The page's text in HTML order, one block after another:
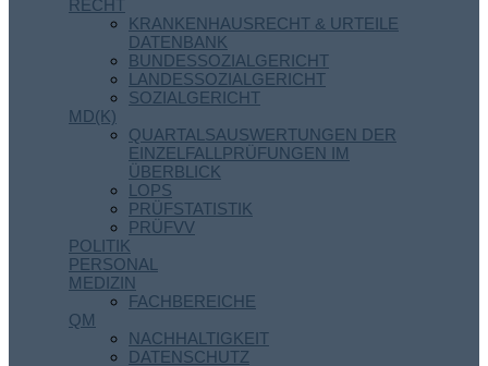
RECHT
KRANKENHAUSRECHT & URTEILE
DATENBANK
BUNDESSOZIALGERICHT
LANDESSOZIALGERICHT
SOZIALGERICHT
MD(K)
QUARTALSAUSWERTUNGEN DER
EINZELFALLPRÜFUNGEN IM
ÜBERBLICK
LOPS
PRÜFSTATISTIK
PRÜFVV
POLITIK
PERSONAL
MEDIZIN
FACHBEREICHE
QM
NACHHALTIGKEIT
DATENSCHUTZ